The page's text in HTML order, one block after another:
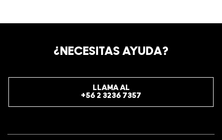
¿NECESITAS AYUDA?
LLAMA AL
+56 2 3236 7357